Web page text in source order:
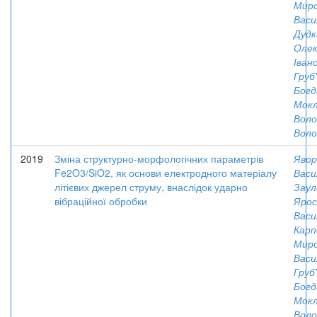
2019
Зміна структурно-морфологічних параметрів
Fe2O3/SiO2, як основи електродного матеріалу
літієвих джерел струму, внаслідок ударно
вібраційної обробки